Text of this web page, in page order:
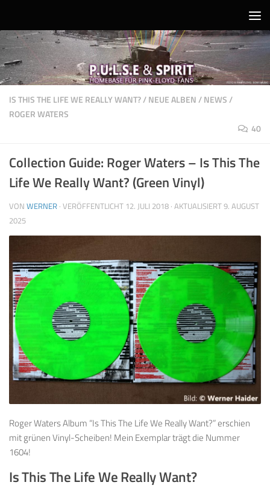
IS THIS THE LIFE WE REALLY WANT?/NEUE ALBEN/NEWS/
ROGER WATERS
40
Collection Guide: Roger Waters – Is This The
Life We Really Want? (Green Vinyl)
VON WERNER · VERÖFFENTLICHT 12. JULI 2018 · AKTUALISIERT9. AUGUST
2025
Roger Waters Album “Is This The Life We Really Want?” erschien
mit grünen Vinyl-Scheiben! Mein Exemplar trägt die Nummer
1604!
Is This The Life We Really Want?